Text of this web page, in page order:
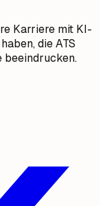
Karriere mit KI-
die ATS
beeindrucken.